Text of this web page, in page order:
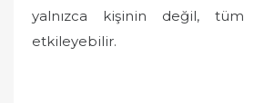
yalnızca kişinin değil, tüm
etkileyebilir.